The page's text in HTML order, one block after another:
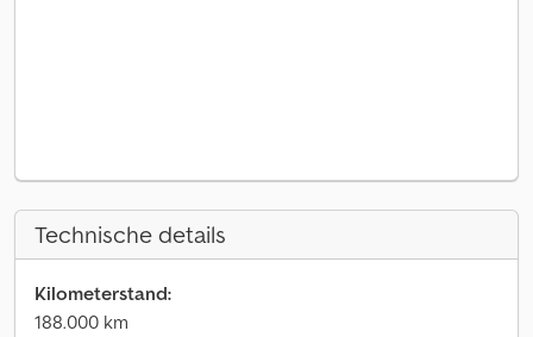
Technische details
Kilometerstand:
188.000 km